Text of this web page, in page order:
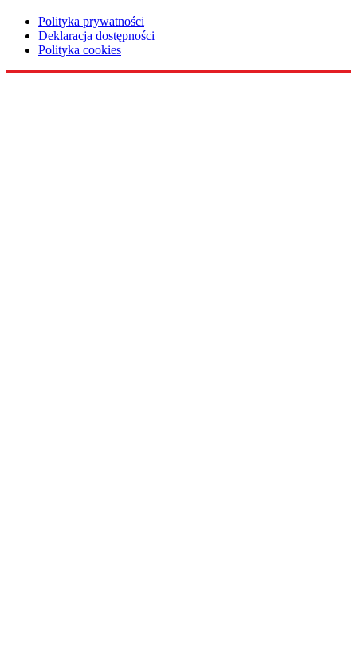
Polityka prywatności
Deklaracja dostępności
Polityka cookies